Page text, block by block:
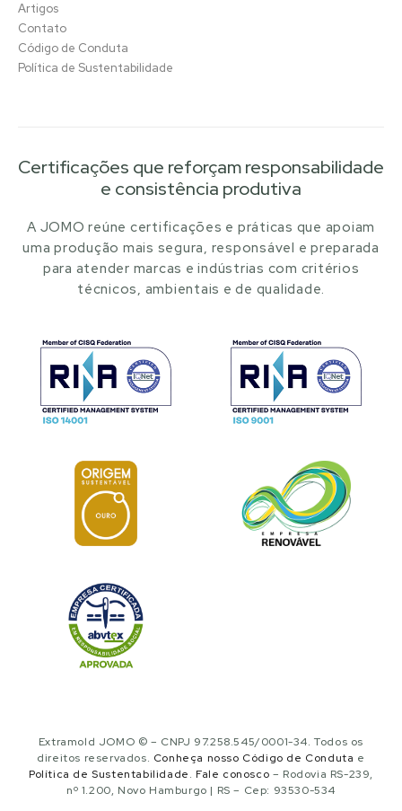
Artigos
Contato
Código de Conduta
Política de Sustentabilidade
Certificações que reforçam responsabilidade
e consistência produtiva
A JOMO reúne certificações e práticas que apoiam
uma produção mais segura, responsável e preparada
para atender marcas e indústrias com critérios
técnicos, ambientais e de qualidade.
Extramold JOMO © – CNPJ 97.258.545/0001-34. Todos os
direitos reservados. Conheça nosso Código de Conduta e
Política de Sustentabilidade. Fale conosco – Rodovia RS-239,
nº 1.200, Novo Hamburgo | RS – Cep: 93530-534